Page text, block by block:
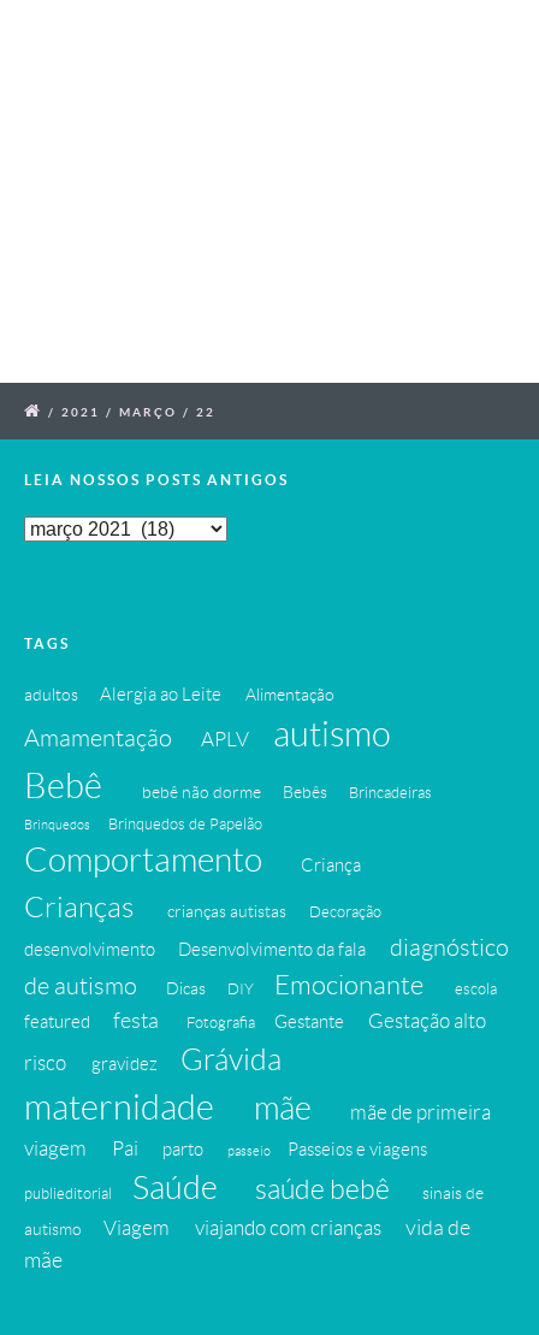
/ 2021 / MARÇO / 22
LEIA NOSSOS POSTS ANTIGOS
Leia
TAGS
adultos Alergia ao Leite Alimentação
Amamentação APLV
autismo
Bebê
bebê não dorme Bebês Brincadeiras
Brinquedos Brinquedos de Papelão
Comportamento Criança
Crianças crianças autistas Decoração
desenvolvimento Desenvolvimento da fala
diagnóstico
de autismo
Dicas DIY Emocionante escola
featured festa Fotografia Gestante
Gestação alto
risco
gravidez Grávida
maternidade mãe
mãe de primeira
viagem
Pai parto passeio Passeios e viagens
publieditorial Saúde saúde bebê
sinais de
autismo
Viagem viajando com crianças
vida de
mãe